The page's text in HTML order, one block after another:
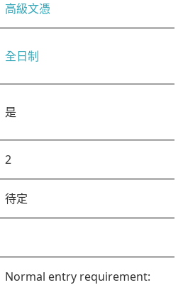
高級文憑
全日制
是
2
待定
Normal entry requirement: